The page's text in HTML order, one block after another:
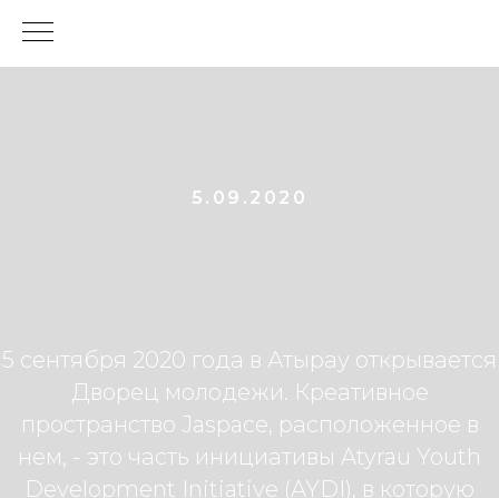
5.09.2020
5 сентября 2020 года в Атырау открывается
Дворец молодежи. Креативное
пространство Jaspace, расположенное в
нем, - это часть инициативы Atyrau Youth
Development Initiative (AYDI), в которую